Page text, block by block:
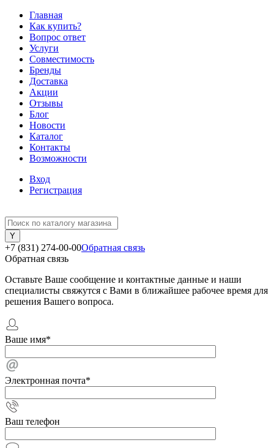
Главная
Как купить?
Вопрос ответ
Услуги
Совместимость
Бренды
Доставка
Акции
Отзывы
Блог
Новости
Каталог
Контакты
Возможности
Вход
Регистрация
+7 (831) 274-00-00Обратная связь
Обратная связь
Оставьте Ваше сообщение и контактные данные и наши
специалисты свяжутся с Вами в ближайшее рабочее время для
решения Вашего вопроса.
Ваше имя*
Электронная почта*
Ваш телефон